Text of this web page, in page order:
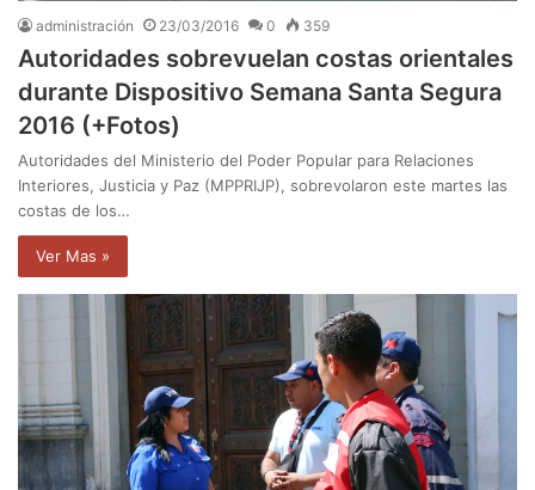
administración 23/03/2016 0 359
Autoridades sobrevuelan costas orientales
durante Dispositivo Semana Santa Segura
2016 (+Fotos)
Autoridades del Ministerio del Poder Popular para Relaciones
Interiores, Justicia y Paz (MPPRIJP), sobrevolaron este martes las
costas de los…
Ver Mas »